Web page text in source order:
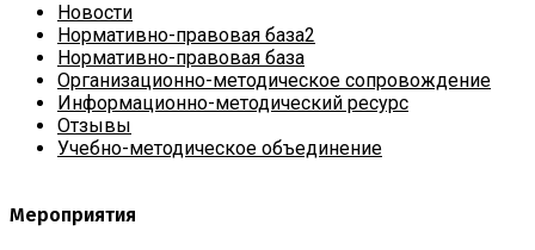
Новости
Нормативно-правовая база2
Нормативно-правовая база
Организационно-методическое сопровождение
Информационно-методический ресурс
Отзывы
Учебно-методическое объединение
Мероприятия